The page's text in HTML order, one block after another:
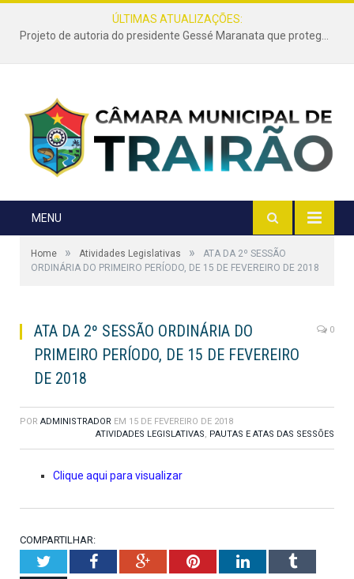
ÚLTIMAS ATUALIZAÇÕES:
Projeto de autoria do presidente Gessé Maranata que protege as estradas vicinais de Trairão é transformado em lei
MENU
Home » Atividades Legislativas »
ATA DA 2º SESSÃO
ORDINÁRIA DO PRIMEIRO PERÍODO, DE 15 DE FEVEREIRO DE 2018
ATA DA 2º SESSÃO ORDINÁRIA DO
PRIMEIRO PERÍODO, DE 15 DE FEVEREIRO
DE 2018
0
POR ADMINISTRADOR EM 15 DE FEVEREIRO DE 2018
ATIVIDADES LEGISLATIVAS, PAUTAS E ATAS DAS SESSÕES
Clique aqui para visualizar
COMPARTILHAR:
TwitterFacebookGoogle+PinterestLinkedInTumblr